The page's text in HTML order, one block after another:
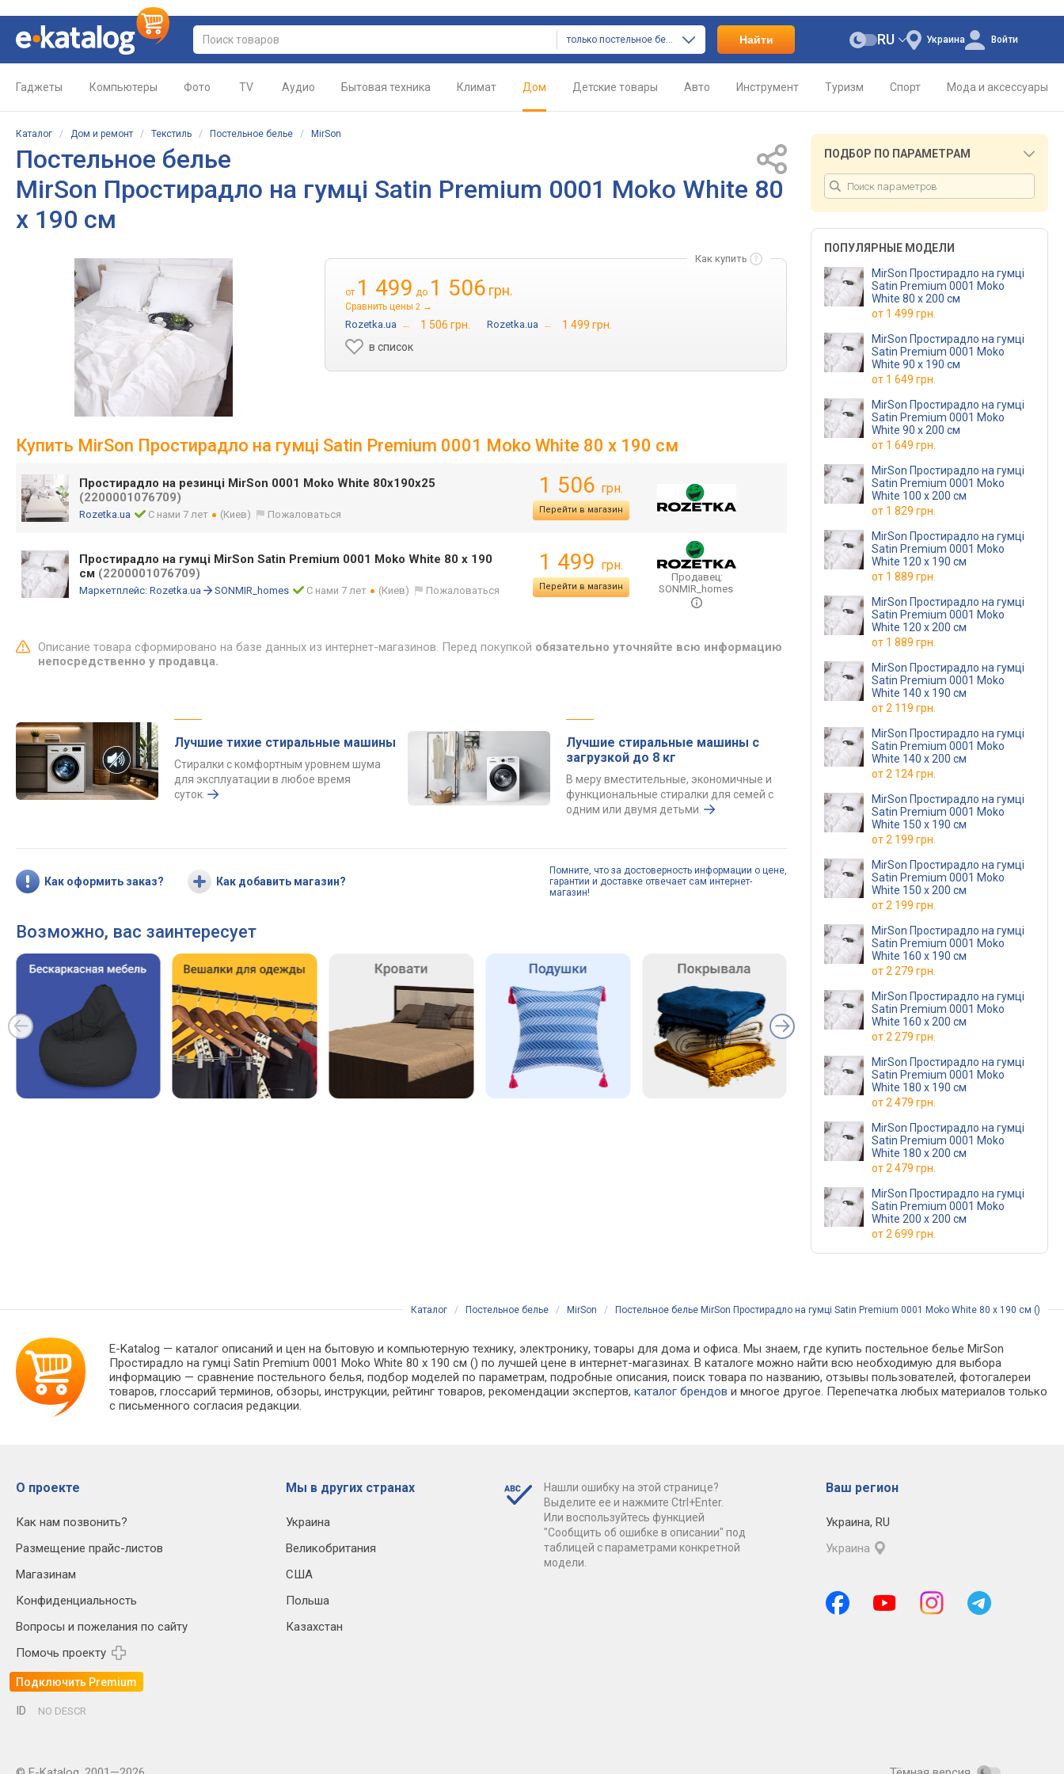
только постельное белье Найти Украина
RU Войти
Гаджеты Компьютеры Фото TV Аудио Бытовая техника Климат Дом Детские товары Авто Инструмент Туризм Спорт Мода и аксессуары
Каталог / Дом и ремонт / Текстиль / Постельное белье / MirSon
Постельное белье
MirSon Простирадло на гумці Satin Premium 0001 Moko White 80
х 190 см
Как купить
от 1 499 до 1 506 грн.
Сравнить цены 2 →
Rozetka.ua → 1 506 грн. Rozetka.ua →
1 499 грн.
в список
Купить MirSon Простирадло на гумці Satin Premium 0001 Moko White 80 х 190 см
Простирадло на резинці MirSon 0001 Moko White 80х190х25
(2200001076709)
Rozetka.ua С нами 7 лет (Киев) Пожаловаться
1 506 грн.
Перейти в магазин
Простирадло на гумці MirSon Satin Premium 0001 Moko White 80 х 190
см (2200001076709)
Маркетплейс: Rozetka.ua SONMIR_homes С нами 7 лет (Киев) Пожаловаться
1 499 грн.
Перейти в магазин
Продавец:
SONMIR_homes
Описание товара сформировано на базе данных из интернет-магазинов. Перед покупкой обязательно уточняйте всю информацию
непосредственно у продавца.
Лучшие тихие стиральные машины
Стиралки с комфортным уровнем шума
для эксплуатации в любое время
суток.
Лучшие стиральные машины с
загрузкой до 8 кг
В меру вместительные, экономичные и
функциональные стиралки для семей с
одним или двумя детьми.
Как оформить заказ? Как добавить магазин?
Помните, что за достоверность информации о цене,
гарантии и доставке отвечает сам интернет-
магазин!
Возможно, вас заинтересует
ПОДБОР ПО ПАРАМЕТРАМ
ПОПУЛЯРНЫЕ МОДЕЛИ
MirSon Простирадло на гумці
Satin Premium 0001 Moko
White 80 х 200 см
от 1 499 грн.
MirSon Простирадло на гумці
Satin Premium 0001 Moko
White 90 х 190 см
от 1 649 грн.
MirSon Простирадло на гумці
Satin Premium 0001 Moko
White 90 х 200 см
от 1 649 грн.
MirSon Простирадло на гумці
Satin Premium 0001 Moko
White 100 х 200 см
от 1 829 грн.
MirSon Простирадло на гумці
Satin Premium 0001 Moko
White 120 х 190 см
от 1 889 грн.
MirSon Простирадло на гумці
Satin Premium 0001 Moko
White 120 х 200 см
от 1 889 грн.
MirSon Простирадло на гумці
Satin Premium 0001 Moko
White 140 х 190 см
от2 119 грн.
MirSon Простирадло на гумці
Satin Premium 0001 Moko
White 140 х 200 см
от2 124 грн.
MirSon Простирадло на гумці
Satin Premium 0001 Moko
White 150 х 190 см
от2 199 грн.
MirSon Простирадло на гумці
Satin Premium 0001 Moko
White 150 х 200 см
от2 199 грн.
MirSon Простирадло на гумці
Satin Premium 0001 Moko
White 160 х 190 см
от2 279 грн.
MirSon Простирадло на гумці
Satin Premium 0001 Moko
White 160 х 200 см
от2 279 грн.
MirSon Простирадло на гумці
Satin Premium 0001 Moko
White 180 х 190 см
от2 479 грн.
MirSon Простирадло на гумці
Satin Premium 0001 Moko
White 180 х 200 см
от2 479 грн.
MirSon Простирадло на гумці
Satin Premium 0001 Moko
White 200 х 200 см
от2 699 грн.
Каталог / Постельное белье / MirSon / Постельное белье MirSon Простирадло на гумці Satin Premium 0001 Moko White 80 х 190 см ()
E-Katalog — каталог описаний и цен на бытовую и компьютерную технику, электронику, товары для дома и офиса. Мы знаем, где купить постельное белье MirSon
Простирадло на гумці Satin Premium 0001 Moko White 80 х 190 см () по лучшей цене в интернет-магазинах. В каталоге можно найти всю необходимую для выбора
информацию — сравнение постельного белья, подбор моделей по параметрам, подробные описания, поиск товара по названию, отзывы пользователей, фотогалереи
товаров, глоссарий терминов, обзоры, инструкции, рейтинг товаров, рекомендации экспертов,каталог брендов и многое другое. Перепечатка любых материалов только
с письменного согласия редакции.
О проекте
Как нам позвонить?
Размещение прайс-листов
Магазинам
Конфиденциальность
Вопросы и пожелания по сайту
Помочь проекту
Подключить Premium
Мы в других странах
Украина
Великобритания
США
Польша
Казахстан
Нашли ошибку на этой странице?
Выделите ее и нажмите Ctrl+Enter.
Или воспользуйтесь функцией
"Сообщить об ошибке в описании" под
таблицей с параметрами конкретной
модели.
Ваш регион
Украина, RU
Украина
ID NO DESCR